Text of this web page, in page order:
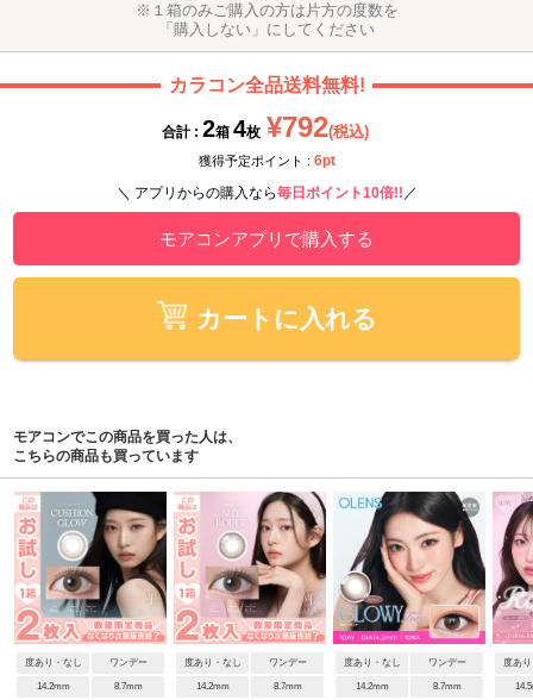
※１箱のみご購入の方は片方の度数を
「購入しない」にしてください
カラコン全品送料無料!
合計 : 2箱 4枚 ¥792(税込)
獲得予定ポイント : 6pt
＼ アプリからの購入なら毎日ポイント10倍!! ／
モアコンアプリで購入する
カートに入れる
モアコンでこの商品を買った人は、
こちらの商品も買っています
度あり・なし ワンデー
14.2mm 8.7mm
度あり・なし ワンデー
14.2mm 8.7mm
度あり・なし ワンデー
14.2mm 8.7mm
度あ